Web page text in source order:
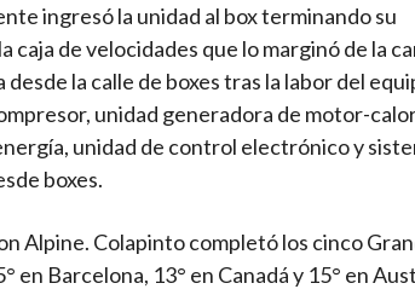
ingresó la unidad al box terminando su
de velocidades que lo marginó de la
la calle de boxes tras la labor del
unidad generadora de motor-
unidad de control electrónico y
boxes.
Alpine. Colapinto completó los cinco
en Barcelona, 13° en Canadá y 15° en